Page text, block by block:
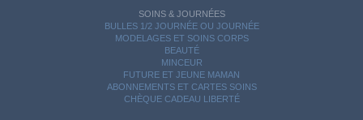
SOINS & JOURNÉES
BULLES 1/2 JOURNÉE OU JOURNÉE
MODELAGES ET SOINS CORPS
BEAUTÉ
MINCEUR
FUTURE ET JEUNE MAMAN
ABONNEMENTS ET CARTES SOINS
CHÈQUE CADEAU LIBERTÉ